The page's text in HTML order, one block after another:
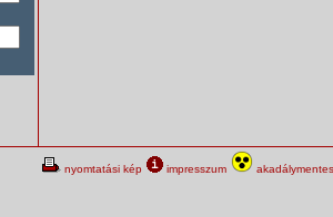
nyomtatási kép impresszum